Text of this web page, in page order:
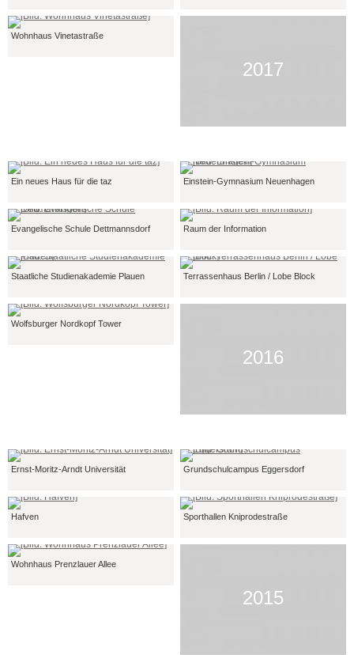
Wohnhaus Vinetastraße
2017
Ein neues Haus für die taz Einstein-Gymnasium Neuenhagen
Evangelische Schule Dettmannsdorf Raum der Information
Staatliche Studienakademie Plauen Terrassenhaus Berlin / Lobe Block
Wolfsburger Nordkopf Tower
2016
Ernst-Moritz-Arndt Universität Grundschulcampus Eggersdorf
Hafven Sporthallen Kniprodestraße
Wohnhaus Prenzlauer Allee
2015